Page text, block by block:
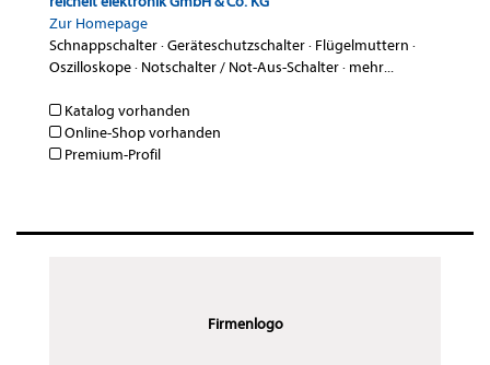
Zur Homepage
Schnappschalter·Geräteschutzschalter· Flügelmuttern ·
Oszilloskope· Notschalter / Not-Aus-Schalter· mehr...
Katalog vorhanden
Online-Shop vorhanden
Premium-Profil
Firmenlogo